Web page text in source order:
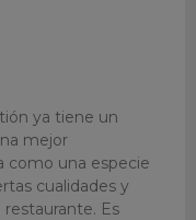
ya tiene un
mejor
como una especie
cualidades y
Es